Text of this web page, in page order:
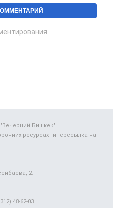
Бишкек"
ресурсах гиперссылка на
2.
48-62-03.